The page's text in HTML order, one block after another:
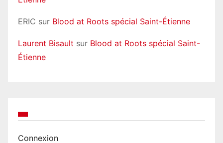
ERIC sur Blood at Roots spécial Saint-Étienne
Laurent Bisault sur Blood at Roots spécial Saint-
Étienne
Connexion